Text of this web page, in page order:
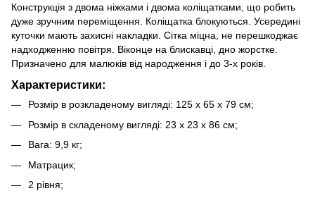
Конструкція з двома ніжками і двома коліщатками, що робить
дуже зручним переміщення. Коліщатка блокуються. Усередині
куточки мають захисні накладки. Сітка міцна, не перешкоджає
надходженню повітря. Віконце на блискавці, дно жорстке.
Призначено для малюків від народження і до 3-х років.
Характеристики:
Розмір в розкладеному вигляді: 125 х 65 х 79 см;
Розмір в складеному вигляді: 23 х 23 х 86 см;
Вага: 9,9 кг;
Матрацик;
2 рівня;